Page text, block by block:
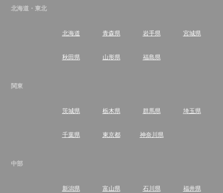
北海道・東北
北海道 青森県 岩手県 宮城県
秋田県 山形県 福島県
関東
茨城県 栃木県 群馬県 埼玉県
千葉県 東京都 神奈川県
中部
新潟県 富山県 石川県 福井県